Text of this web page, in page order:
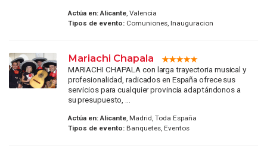
Actúa en: Alicante, Valencia
Tipos de evento:Comuniones, Inauguracion
Mariachi Chapala
MARIACHI CHAPALA con larga trayectoria musical y
profesionalidad, radicados en España ofrece sus
servicios para cualquier provincia adaptándonos a
su presupuesto, ...
Actúa en: Alicante, Madrid, Toda España
Tipos de evento:Banquetes, Eventos